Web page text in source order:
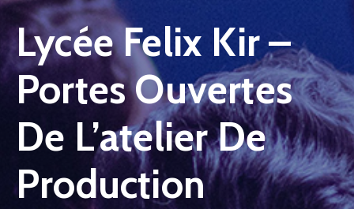
Que
Faire
Infos
Actus
Lycée Felix Kir –
Portes Ouvertes
De L’atelier De
Production